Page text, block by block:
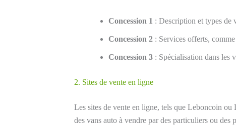
Concession 1 : Description et types de
Concession 2 : Services offerts,
Concession 3 : Spécialisation dans les
2. Sites de vente en ligne
Les sites de vente en ligne, tels que Leboncoin
des vans auto à vendre par des particuliers ou